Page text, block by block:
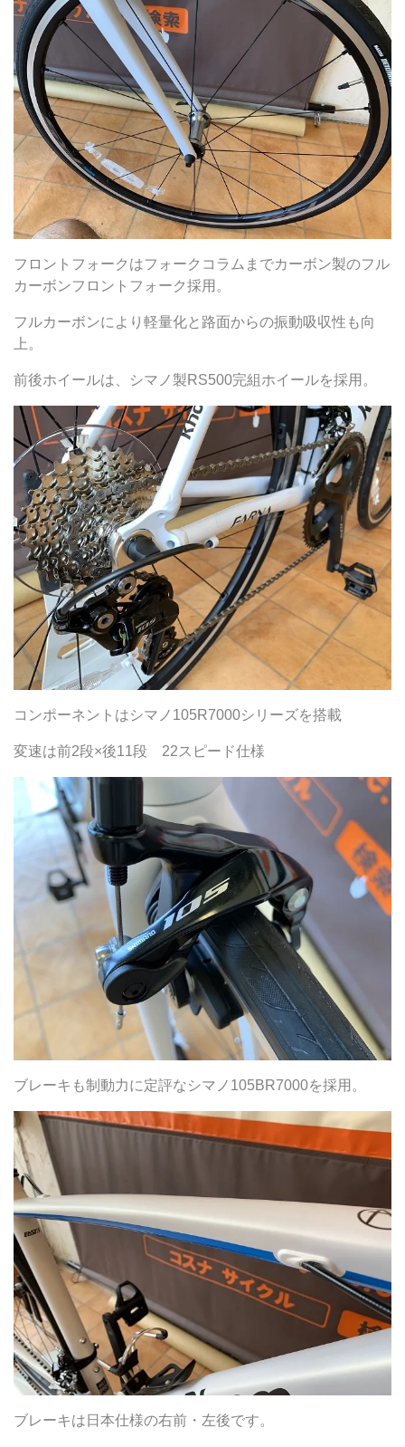
フロントフォークはフォークコラムまでカーボン製のフル
カーボンフロントフォーク採用。
フルカーボンにより軽量化と路面からの振動吸収性も向
上。
前後ホイールは、シマノ製RS500完組ホイールを採用。
コンポーネントはシマノ105R7000シリーズを搭載
変速は前2段×後11段 22スピード仕様
ブレーキも制動力に定評なシマノ105BR7000を採用。
ブレーキは日本仕様の右前・左後です。